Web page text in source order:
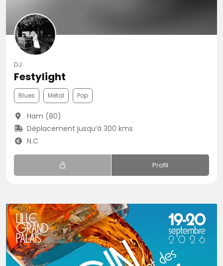
DJ
Festylight
Blues Métal Pop
Ham (80)
Déplacement jusqu’à 300 kms
N.C
Profil